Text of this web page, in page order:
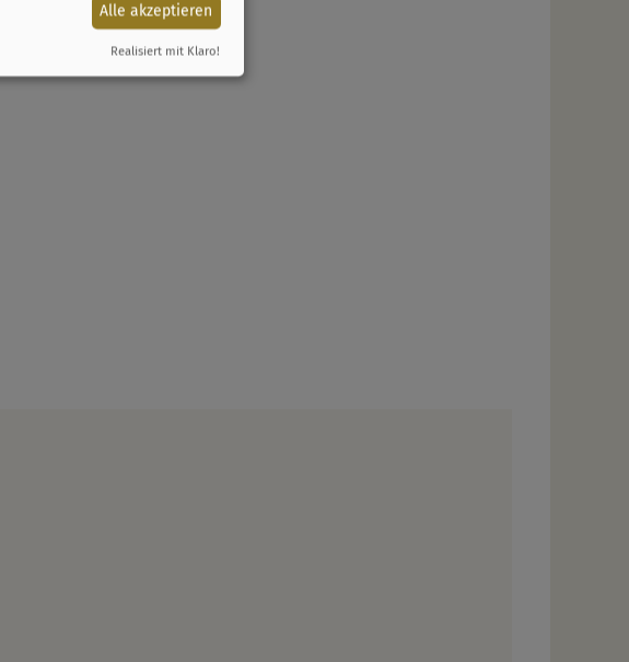
Alle akzeptieren
Realisiert mit Klaro!